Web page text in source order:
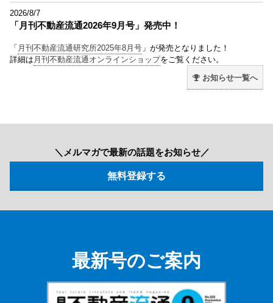
2026/8/7
「月刊不動産流通2026年9月号」発売中！
「 月刊不動産流通研究所2025年8月号 」が発売となりました！
詳細は 月刊不動産流通オンラインショップをご覧ください。
お知らせ一覧へ
＼メルマガで最新の話題をお知らせ／
最新号のご案内